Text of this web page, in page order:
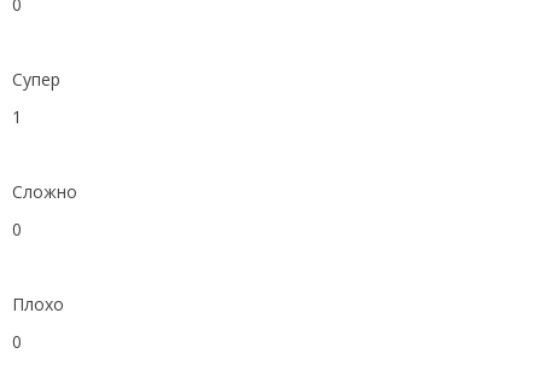
Супер
1
Сложно
0
Плохо
0